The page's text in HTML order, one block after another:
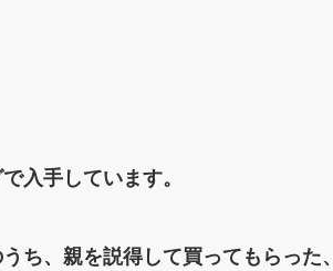
入手しています。
ち、親を説得して買ってもらった